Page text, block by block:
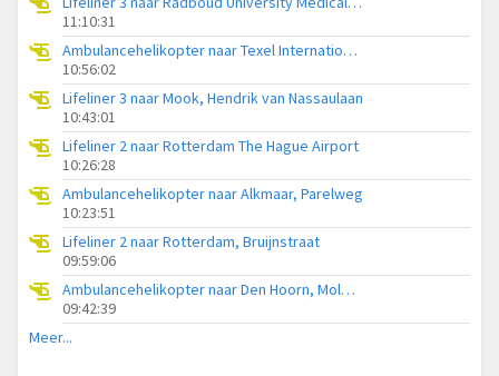
11:10:31
Ambulancehelikopter naar Texel International Airport
10:56:02
Lifeliner 3 naar Mook, Hendrik van Nassaulaan
10:43:01
Lifeliner 2 naar Rotterdam The Hague Airport
10:26:28
Ambulancehelikopter naar Alkmaar, Parelweg
10:23:51
Lifeliner 2 naar Rotterdam, Bruijnstraat
09:59:06
Ambulancehelikopter naar Den Hoorn, Molwerk
09:42:39
Meer...